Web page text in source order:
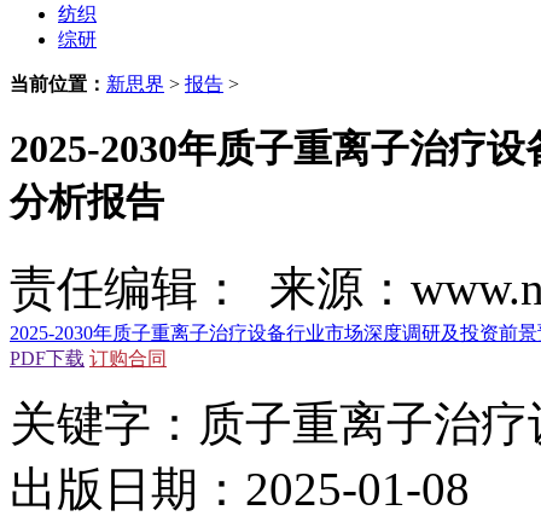
纺织
综研
当前位置： 新思界 > 报告 >
2025-2030年质子重离子治疗
分析报告
责任编辑： 来源：
2025-2030年质子重离子治疗设备行业市场深度调研及投资前
PDF下载 订购合同
关键字：质子重离子治疗
出版日期：2025-01-08